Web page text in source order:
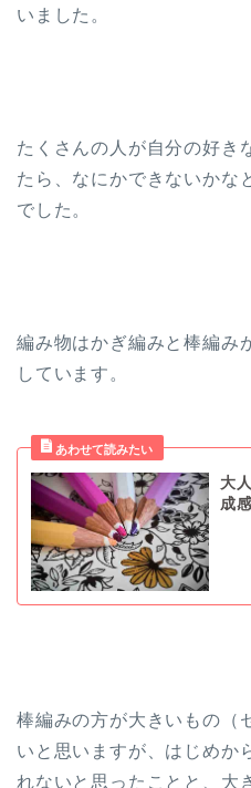
いました。
たくさんの人が自分の好き
たら、なにかできないかな
でした。
編み物はかぎ編みと棒編み
しています。
大
成
棒編みの方が大きいもの（
いと思いますが、はじめか
れないと思ったことと、大